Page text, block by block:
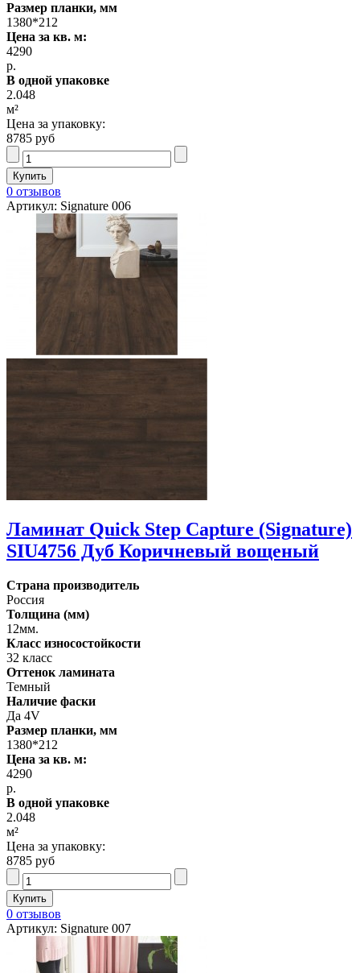
Размер планки, мм
1380*212
Цена за кв. м:
4290
р.
В одной упаковке
2.048
м²
Цена за упаковку:
8785 руб
0 отзывов
Артикул: Signature 006
Ламинат Quick Step Capture (Signature)
SIU4756 Дуб Коричневый вощеный
Страна производитель
Россия
Толщина (мм)
12мм.
Класс износостойкости
32 класс
Оттенок ламината
Темный
Наличие фаски
Да 4V
Размер планки, мм
1380*212
Цена за кв. м:
4290
р.
В одной упаковке
2.048
м²
Цена за упаковку:
8785 руб
0 отзывов
Артикул: Signature 007